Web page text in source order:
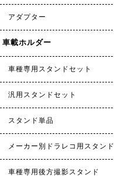
アダプター
車載ホルダー
車種専用スタンドセット
汎用スタンドセット
スタンド単品
メーカー別ドラレコ用スタンド
車種専用後方撮影スタンド